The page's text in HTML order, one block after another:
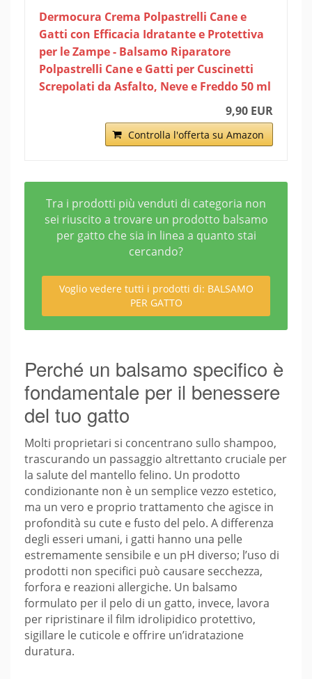
Dermocura Crema Polpastrelli Cane e
Gatti con Efficacia Idratante e Protettiva
per le Zampe - Balsamo Riparatore
Polpastrelli Cane e Gatti per Cuscinetti
Screpolati da Asfalto, Neve e Freddo 50 ml
9,90 EUR
Controlla l'offerta su Amazon
Tra i prodotti più venduti di categoria non
sei riuscito a trovare un prodotto balsamo
per gatto che sia in linea a quanto stai
cercando?
Voglio vedere tutti i prodotti di: BALSAMO
PER GATTO
Perché un balsamo specifico è
fondamentale per il benessere
del tuo gatto
Molti proprietari si concentrano sullo shampoo,
trascurando un passaggio altrettanto cruciale per
la salute del mantello felino. Un prodotto
condizionante non è un semplice vezzo estetico,
ma un vero e proprio trattamento che agisce in
profondità su cute e fusto del pelo. A differenza
degli esseri umani, i gatti hanno una pelle
estremamente sensibile e un pH diverso; l’uso di
prodotti non specifici può causare secchezza,
forfora e reazioni allergiche. Un balsamo
formulato per il pelo di un gatto, invece, lavora
per ripristinare il film idrolipidico protettivo,
sigillare le cuticole e offrire un’idratazione
duratura.